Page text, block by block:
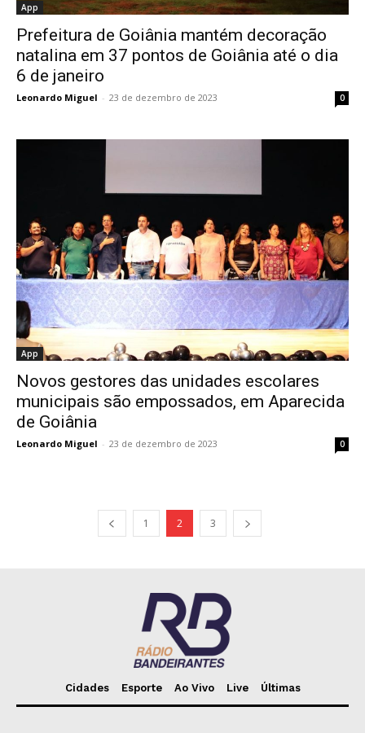
App
Prefeitura de Goiânia mantém decoração
natalina em 37 pontos de Goiânia até o dia
6 de janeiro
Leonardo Miguel - 23 de dezembro de 2023 0
App
Novos gestores das unidades escolares
municipais são empossados, em Aparecida
de Goiânia
Leonardo Miguel - 23 de dezembro de 2023 0
1 2 3
Cidades Esporte Ao Vivo Live Últimas